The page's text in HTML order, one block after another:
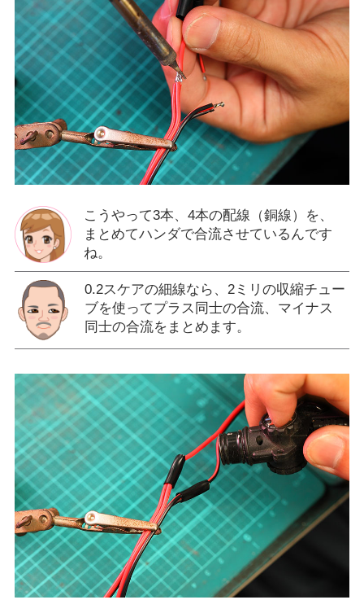
こうやって3本、4本の配線（銅線）を、
まとめてハンダで合流させているんです
ね。
0.2スケアの細線なら、2ミリの収縮チュー
ブを使ってプラス同士の合流、マイナス
同士の合流をまとめます。